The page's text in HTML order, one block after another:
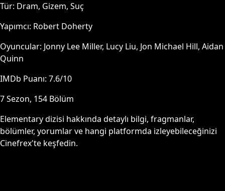
Tür: Dram, Gizem, Suç
Yapımcı: Robert Doherty
Oyuncular: Jonny Lee Miller, Lucy Liu, Jon Michael Hill, Aidan
Quinn
IMDb Puanı: 7.6/10
7Sezon, 154 Bölüm
Elementarydizisi hakkında detaylı bilgi, fragmanlar,
bölümler, yorumlar ve hangi platformda izleyebileceğinizi
Cinefrex'te keşfedin.